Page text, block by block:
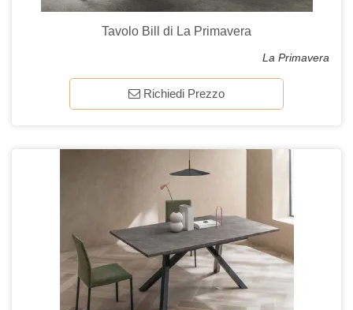
Tavolo Bill di La Primavera
La Primavera
Richiedi Prezzo